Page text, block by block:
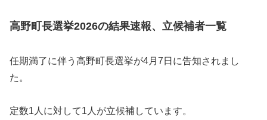
高野町長選挙2026の結果速報、立候補者一覧
任期満了に伴う高野町長選挙が4月7日に告知されまし
た。
定数1人に対して1人が立候補しています。